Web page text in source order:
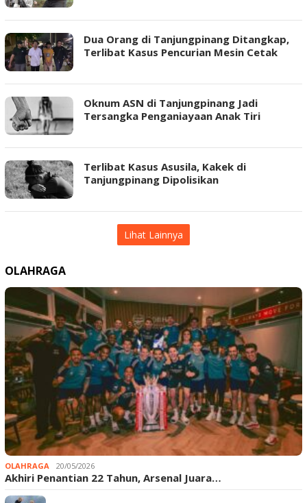
Dua Orang di Tanjungpinang Ditangkap,
Terlibat Kasus Pencurian Mesin Cetak
Oknum ASN di Tanjungpinang Jadi
Tersangka Penganiayaan Anak Tiri
Terlibat Kasus Asusila, Kakek di
Tanjungpinang Dipolisikan
Lihat Lainnya
OLAHRAGA
OLAHRAGA 20/05/2026
Akhiri Penantian 22 Tahun, Arsenal Juara…